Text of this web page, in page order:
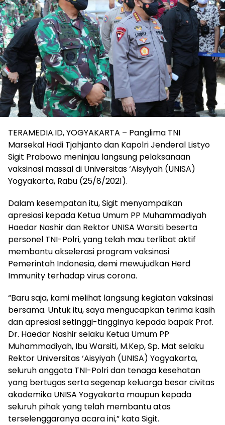
TERAMEDIA.ID, YOGYAKARTA – Panglima TNI
Marsekal Hadi Tjahjanto dan Kapolri Jenderal Listyo
Sigit Prabowo meninjau langsung pelaksanaan
vaksinasi massal di Universitas ‘Aisyiyah (UNISA)
Yogyakarta, Rabu (25/8/2021).
Dalam kesempatan itu, Sigit menyampaikan
apresiasi kepada Ketua Umum PP Muhammadiyah
Haedar Nashir dan Rektor UNISA Warsiti beserta
personel TNI-Polri, yang telah mau terlibat aktif
membantu akselerasi program vaksinasi
Pemerintah Indonesia, demi mewujudkan Herd
Immunity terhadap virus corona.
“Baru saja, kami melihat langsung kegiatan vaksinasi
bersama. Untuk itu, saya mengucapkan terima kasih
dan apresiasi setinggi-tingginya kepada bapak Prof.
Dr. Haedar Nashir selaku Ketua Umum PP
Muhammadiyah, Ibu Warsiti, M.Kep, Sp. Mat selaku
Rektor Universitas ‘Aisyiyah (UNISA) Yogyakarta,
seluruh anggota TNI-Polri dan tenaga kesehatan
yang bertugas serta segenap keluarga besar civitas
akademika UNISA Yogyakarta maupun kepada
seluruh pihak yang telah membantu atas
terselenggaranya acara ini,” kata Sigit.